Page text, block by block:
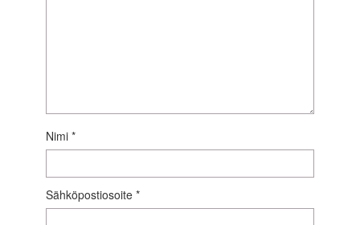
Nimi *
Sähköpostiosoite *